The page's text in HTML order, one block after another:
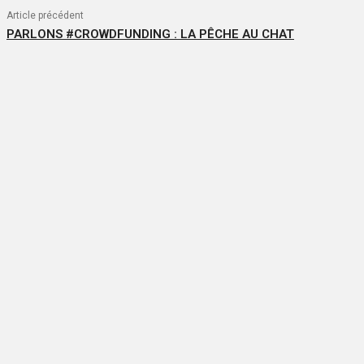
Article précédent
PARLONS #CROWDFUNDING : LA PÊCHE AU CHAT